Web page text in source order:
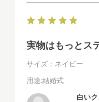
実物はもっとス
サイズ：ネイビー
用途:結婚式
白い